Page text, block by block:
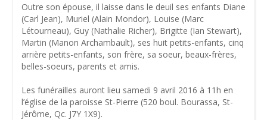
Outre son épouse, il laisse dans le deuil ses enfants Diane
(Carl Jean), Muriel (Alain Mondor), Louise (Marc
Létourneau), Guy (Nathalie Richer), Brigitte (Ian Stewart),
Martin (Manon Archambault), ses huit petits-enfants, cinq
arrière petits-enfants, son frère, sa soeur, beaux-frères,
belles-soeurs, parents et amis.
Les funérailles auront lieu samedi 9 avril 2016 à 11h en
l’église de la paroisse St-Pierre (520 boul. Bourassa, St-
Jérôme, Qc. J7Y 1X9).